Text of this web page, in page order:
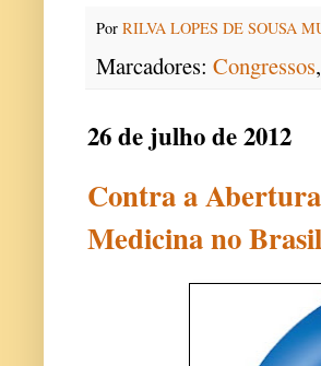
Por RILVA LOPES DE SOUSA
Marcadores: Congressos,
26 de julho de 2012
Contra a
Medicina no Brasil